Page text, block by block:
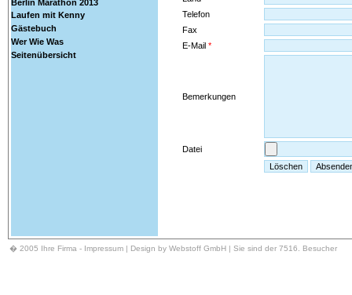
Berlin Marathon 2013
Laufen mit Kenny
Gästebuch
Wer Wie Was
Seitenübersicht
Telefon
Fax
E-Mail *
Bemerkungen
Datei
� 2005 Ihre Firma - Impressum| Design by Webstoff GmbH | Sie sind der 7516. Besucher